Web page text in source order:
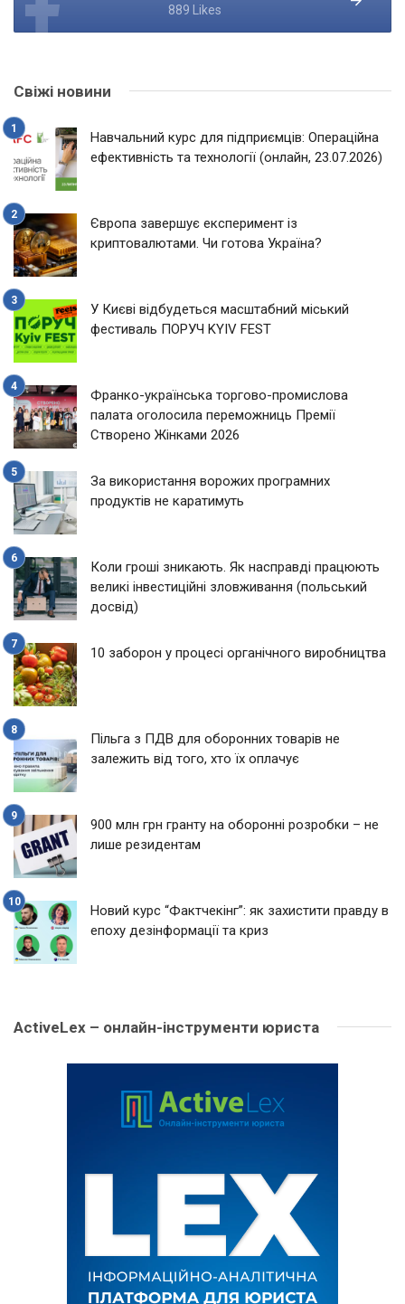
889 Likes
Свіжі новини
Навчальний курс для підприємців: Операційна
ефективність та технології (онлайн, 23.07.2026)
Європа завершує експеримент із
криптовалютами. Чи готова Україна?
У Києві відбудеться масштабний міський
фестиваль ПОРУЧ KYIV FEST
Франко-українська торгово-промислова
палата оголосила переможниць Премії
Створено Жінками 2026
За використання ворожих програмних
продуктів не каратимуть
Коли гроші зникають. Як насправді працюють
великі інвестиційні зловживання (польський
досвід)
10 заборон у процесі органічного виробництва
Пільга з ПДВ для оборонних товарів не
залежить від того, хто їх оплачує
900 млн грн гранту на оборонні розробки – не
лише резидентам
Новий курс “Фактчекінг”: як захистити правду в
епоху дезінформації та криз
ActiveLex – онлайн-інструменти юриста